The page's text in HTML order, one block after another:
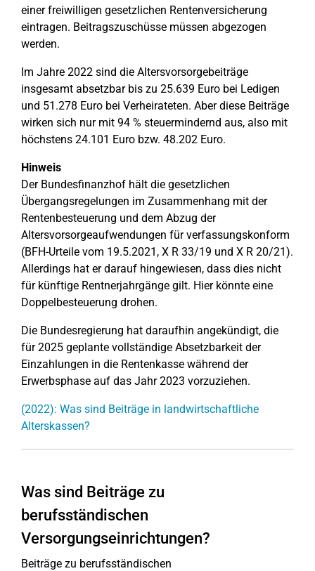
einer freiwilligen gesetzlichen Rentenversicherung
eintragen. Beitragszuschüsse müssen abgezogen
werden.
Im Jahre 2022 sind die Altersvorsorgebeiträge
insgesamt absetzbar bis zu 25.639 Euro bei Ledigen
und 51.278 Euro bei Verheirateten. Aber diese Beiträge
wirken sich nur mit 94 % steuermindernd aus, also mit
höchstens 24.101 Euro bzw. 48.202 Euro.
Hinweis
Der Bundesfinanzhof hält die gesetzlichen
Übergangsregelungen im Zusammenhang mit der
Rentenbesteuerung und dem Abzug der
Altersvorsorgeaufwendungen für verfassungskonform
(BFH-Urteile vom 19.5.2021, X R 33/19 und X R 20/21).
Allerdings hat er darauf hingewiesen, dass dies nicht
für künftige Rentnerjahrgänge gilt. Hier könnte eine
Doppelbesteuerung drohen.
Die Bundesregierung hat daraufhin angekündigt, die
für 2025 geplante vollständige Absetzbarkeit der
Einzahlungen in die Rentenkasse während der
Erwerbsphase auf das Jahr 2023 vorzuziehen.
(2022): Was sind Beiträge in landwirtschaftliche
Alterskassen?
Was sind Beiträge zu
berufsständischen
Versorgungseinrichtungen?
Beiträge zu berufsständischen